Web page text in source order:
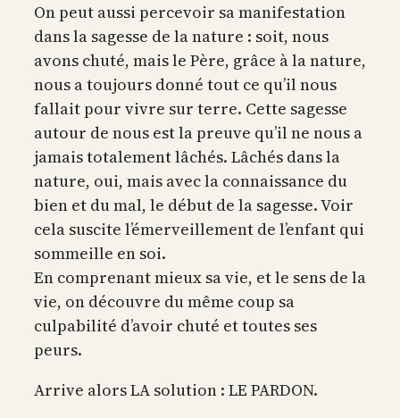
On peut aussi percevoir sa manifestation
dans la sagesse de la nature : soit, nous
avons chuté, mais le Père, grâce à la nature,
nous a toujours donné tout ce qu’il nous
fallait pour vivre sur terre. Cette sagesse
autour de nous est la preuve qu’il ne nous a
jamais totalement lâchés. Lâchés dans la
nature, oui, mais avec la connaissance du
bien et du mal, le début de la sagesse. Voir
cela suscite l’émerveillement de l’enfant qui
sommeille en soi.
En comprenant mieux sa vie, et le sens de la
vie, on découvre du même coup sa
culpabilité d’avoir chuté et toutes ses
peurs.
Arrive alors LA solution : LE PARDON.